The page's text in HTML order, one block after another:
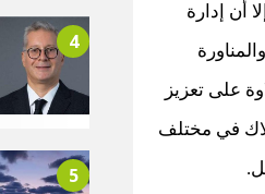
مقارنة بالربع الأول من العام المالي السابق 2022/2023، إلا أن إدارة
على تعزيز
في مختلف
4
5